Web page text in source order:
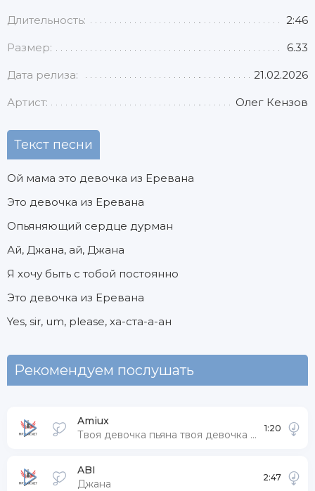
Длительность: 2:46
Размер: 6.33
Дата релиза: 21.02.2026
Артист: Олег Кензов
Текст песни
Ой мама это девочка из Еревана
Это девочка из Еревана
Опьяняющий сердце дурман
Ай, Джана, ай, Джана
Я хочу быть с тобой постоянно
Это девочка из Еревана
Yes, sir, um, please, ха-ста-а-ан
Рекомендуем послушать
Amiux
Твоя девочка пьяна твоя девочка поёт
1:20
ABI
Джана
2:47